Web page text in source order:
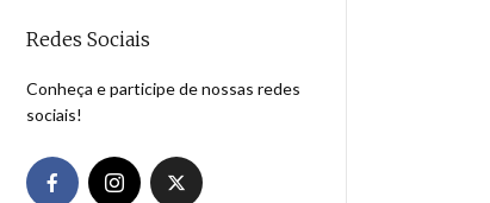
Redes Sociais
Conheça e participe de nossas redes
sociais!